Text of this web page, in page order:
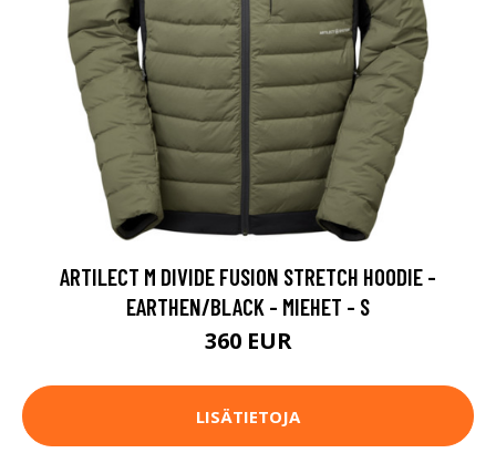
ARTILECT M DIVIDE FUSION STRETCH HOODIE -
EARTHEN/BLACK - MIEHET - S
360 EUR
LISÄTIETOJA